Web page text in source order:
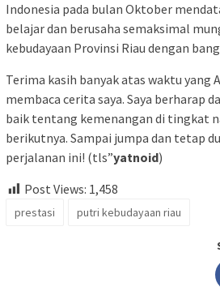
Indonesia pada bulan Oktober
belajar dan berusaha semaksimal
kebudayaan Provinsi Riau dengan
Terima kasih banyak atas waktu yang
membaca cerita saya. Saya berharap
baik tentang kemenangan di tingkat
berikutnya. Sampai jumpa dan tetap
perjalanan ini! (tls”yatnoid)
Post Views: 1,458
prestasi putri kebudayaan riau